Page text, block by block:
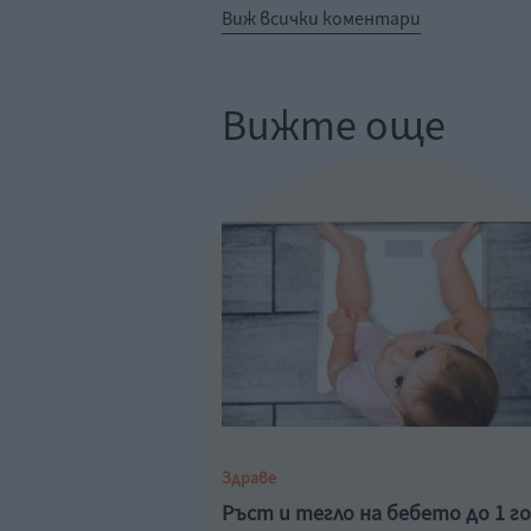
Виж всички коментари
Вижте още
Здраве
Ръст и тегло на бебето до 1